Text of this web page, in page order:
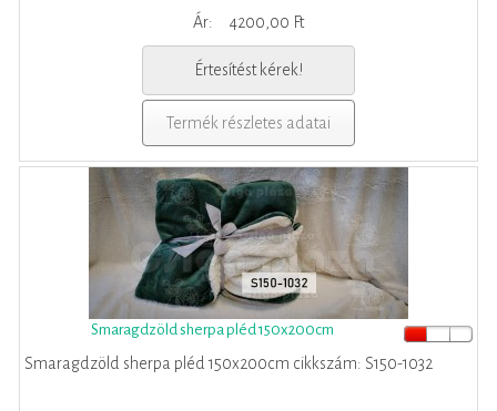
Ár: 4200,00 Ft
Értesítést kérek!
Termék részletes adatai
Smaragdzöld sherpa pléd 150x200cm
Smaragdzöld sherpa pléd 150x200cm cikkszám: S150-1032